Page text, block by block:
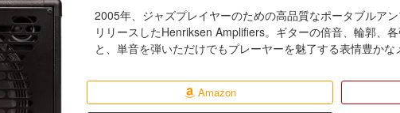
2005年、ジャズプレイヤーのための高品質なポータブルア
リリースしたHenriksen Amplifiers。ギターの倍音、輪郭、
と、単音を弾いただけでもプレーヤーを魅了する表情豊かな
Amazon